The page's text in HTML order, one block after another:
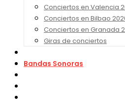
Conciertos en Valencia
Conciertos en Bilbao
Conciertos en Granada
Giras de conciertos
Bandas Sonoras